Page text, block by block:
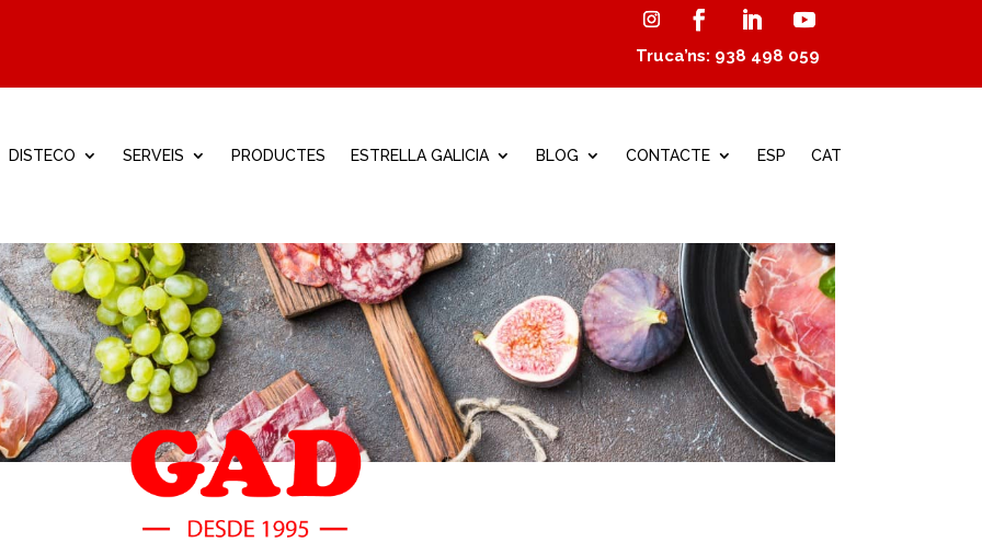
Truca’ns: 938 498 059
DISTECO SERVEIS PRODUCTES ESTRELLA GALICIA BLOG CONTACTE ESP CAT